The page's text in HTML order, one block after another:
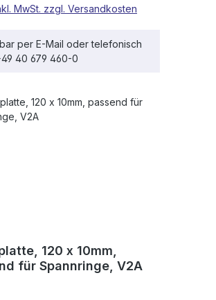
MwSt. zzgl. Versandkosten
per E-Mail oder telefonisch
40 679 460-0
120 x 10mm,
für Spannringe, V2A